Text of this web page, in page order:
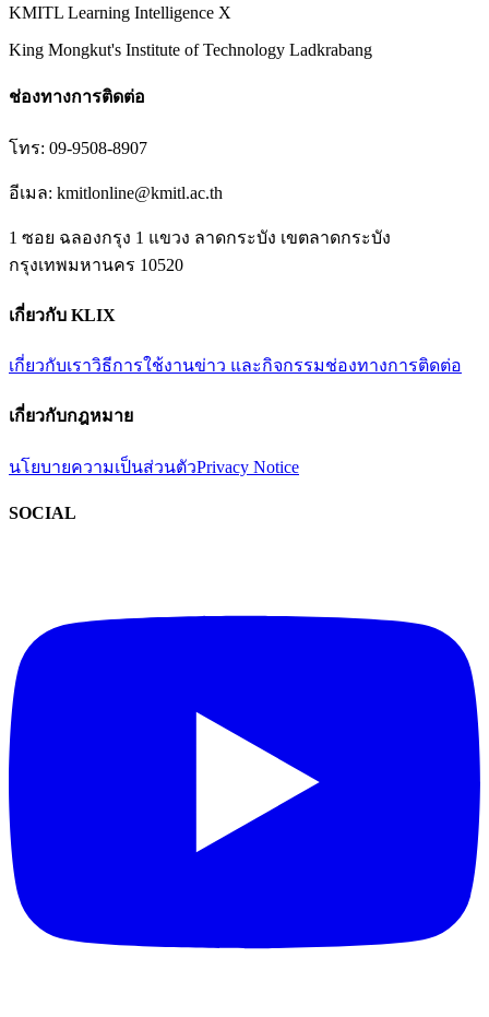
KMITL Learning Intelligence X
King Mongkut's Institute of Technology Ladkrabang
ช่องทางการติดต่อ
โทร: 09-9508-8907
อีเมล: kmitlonline@kmitl.ac.th
1 ซอย ฉลองกรุง 1 แขวง ลาดกระบัง เขตลาดกระบัง
กรุงเทพมหานคร 10520
เกี่ยวกับ KLIX
เกี่ยวกับเราวิธีการใช้งานข่าว และกิจกรรมช่องทางการติดต่อ
เกี่ยวกับกฎหมาย
นโยบายความเป็นส่วนตัวPrivacy Notice
SOCIAL